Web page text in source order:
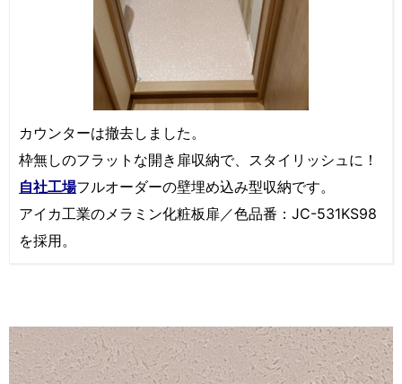
カウンターは撤去しました。
枠無しのフラットな開き扉収納で、スタイリッシュに！
自社工場フルオーダーの壁埋め込み型収納です。
アイカ工業のメラミン化粧板扉／色品番：JC-531KS98
を採用。